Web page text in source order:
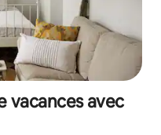
vacances avec